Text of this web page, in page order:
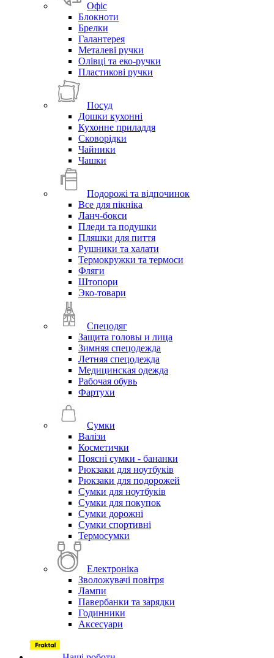
Офіс
Блокноти
Брелки
Галантерея
Металеві ручки
Олівці та еко-ручки
Пластикові ручки
Посуд
Дошки кухонні
Кухонне приладдя
Сковорідки
Чайники
Чашки
Подорожі та відпочинок
Все для пікніка
Ланч-бокси
Пледи та подушки
Пляшки для пиття
Рушники та халати
Термокружки та термоси
Фляги
Штопори
Эко-товари
Спецодяг
Защита головы и лица
Зимняя спецодежда
Летняя спецодежда
Медицинская одежда
Рабочая обувь
Фартухи
Сумки
Валізи
Косметички
Поясні сумки - бананки
Рюкзаки для ноутбуків
Рюкзаки для подорожей
Сумки для ноутбуків
Сумки для покупок
Сумки дорожні
Сумки спортивні
Термосумки
Електроніка
Зволожувачі повітря
Лампи
Павербанки та зарядки
Годинники
Аксесуари